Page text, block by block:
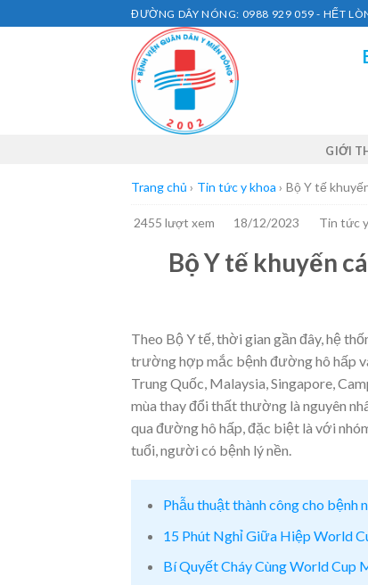
to
ĐƯỜNG DÂY NÓNG: 0988 929 059 - HẾT
GIỚI
Trang chủ › Tin tức y khoa › Bộ Y tế
2455 lượt xem 18/12/2023 Tin tức
Bộ Y tế khuyến
Theo Bộ Y tế, thời gian gần đây, hệ
trường hợp mắc bệnh đường hô hấp
Trung Quốc, Malaysia, Singapore,
mùa thay đổi thất thường là nguyên
qua đường hô hấp, đặc biệt là với
tuổi, người có bệnh lý nền.
Phẫu thuật thành công cho bệnh
15 Phút Nghỉ Giữa Hiệp World
Bí Quyết Cháy Cùng World Cup